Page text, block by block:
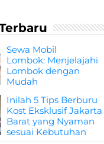
Sewa Mobil
Lombok: Menjelajahi
Lombok dengan
Mudah
Inilah 5 Tips Berburu
Kost Eksklusif Jakarta
Barat yang Nyaman
sesuai Kebutuhan